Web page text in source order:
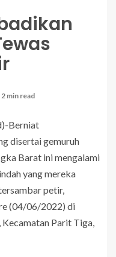
2 min read
Berniat
disertai gemuruh
Barat ini mengalami
yang mereka
petir,
(04/06/2022) di
Parit Tiga,